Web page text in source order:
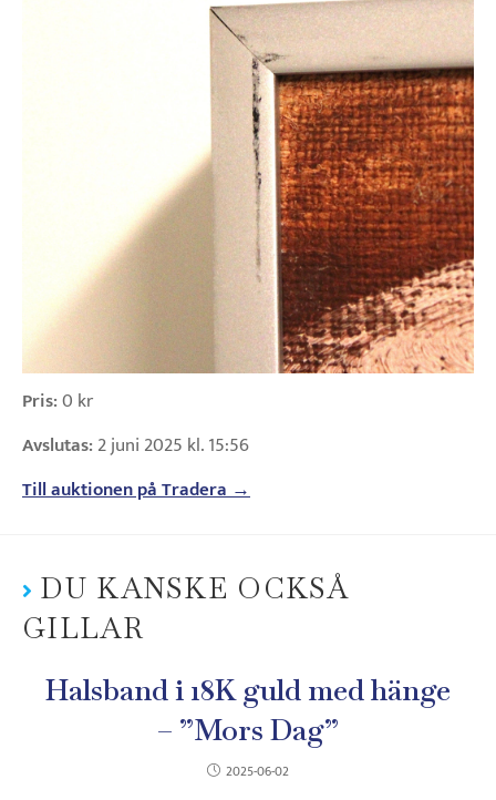
Pris:0 kr
Avslutas: 2 juni 2025 kl. 15:56
Till auktionen på Tradera →
DU KANSKE OCKSÅ
GILLAR
Halsband i 18K guld med hänge
– ”Mors Dag”
2025-06-02